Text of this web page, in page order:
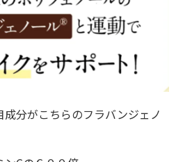
分がこちらのフラバンジェノ